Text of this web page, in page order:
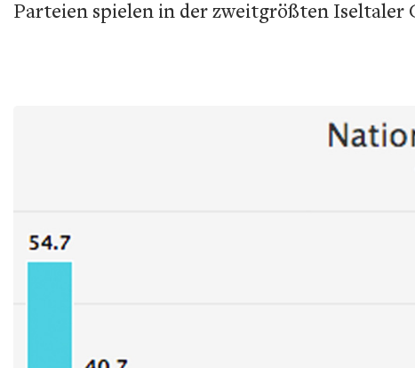
Parteien spielen in der zweitgrößten Iseltaler